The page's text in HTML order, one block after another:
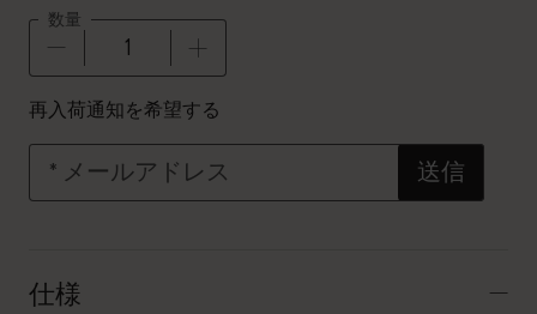
数量
数量が1に更新されました
再入荷通知を希望する
送信
* メールアドレス
仕様